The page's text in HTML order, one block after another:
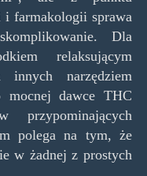
farmakologii sprawa
Dla
relaksującym
narzędziem
dawce THC
przypominających
polega na tym, że
w żadnej z prostych